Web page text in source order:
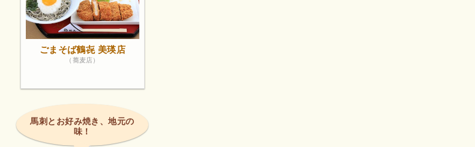
ごまそば鶴㐂 美瑛店
（蕎麦店）
馬刺とお好み焼き、地元の
味！